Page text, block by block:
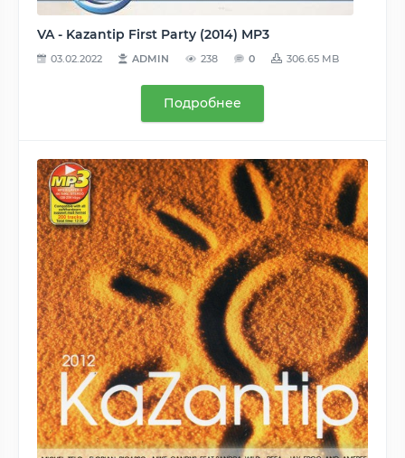
VA - Kazantip First Party (2014) MP3
03.02.2022 ADMIN 238 0 306.65 MB
Подробнее